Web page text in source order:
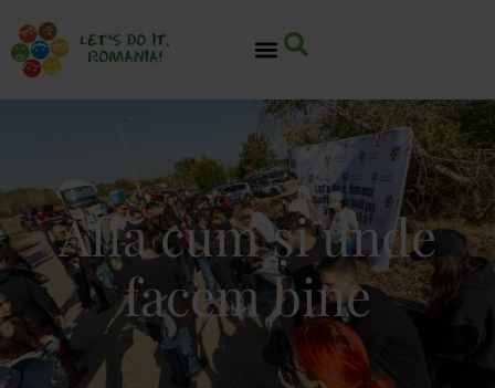
Află cum și unde
facem bine